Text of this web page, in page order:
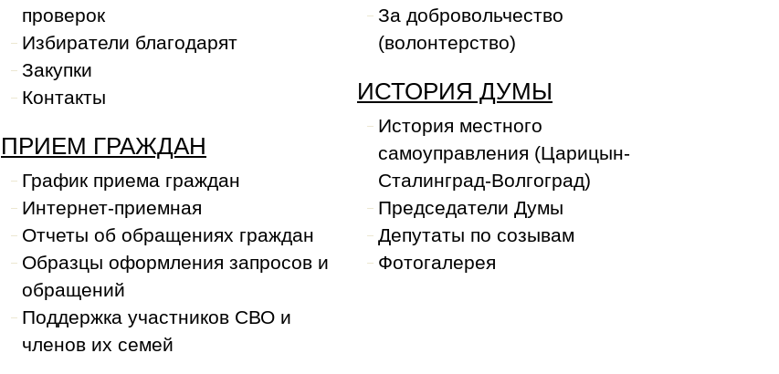
проверок
Избиратели благодарят
Закупки
Контакты
ПРИЕМ ГРАЖДАН
График приема граждан
Интернет-приемная
Отчеты об обращениях граждан
Образцы оформления запросов и
обращений
Поддержка участников СВО и
членов их семей
За добровольчество
(волонтерство)
ИСТОРИЯ ДУМЫ
История местного
самоуправления (Царицын-
Сталинград-Волгоград)
Председатели Думы
Депутаты по созывам
Фотогалерея